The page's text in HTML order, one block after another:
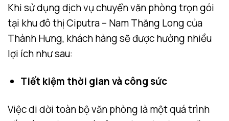
Khi sử dụng dịch vụ chuyển văn phòng trọn gói
tại khu đô thị Ciputra – Nam Thăng Long của
Thành Hưng, khách hàng sẽ được hưởng nhiều
lợi ích như sau:
Tiết kiệm thời gian và công sức
Việc di dời toàn bộ văn phòng là một quá trình